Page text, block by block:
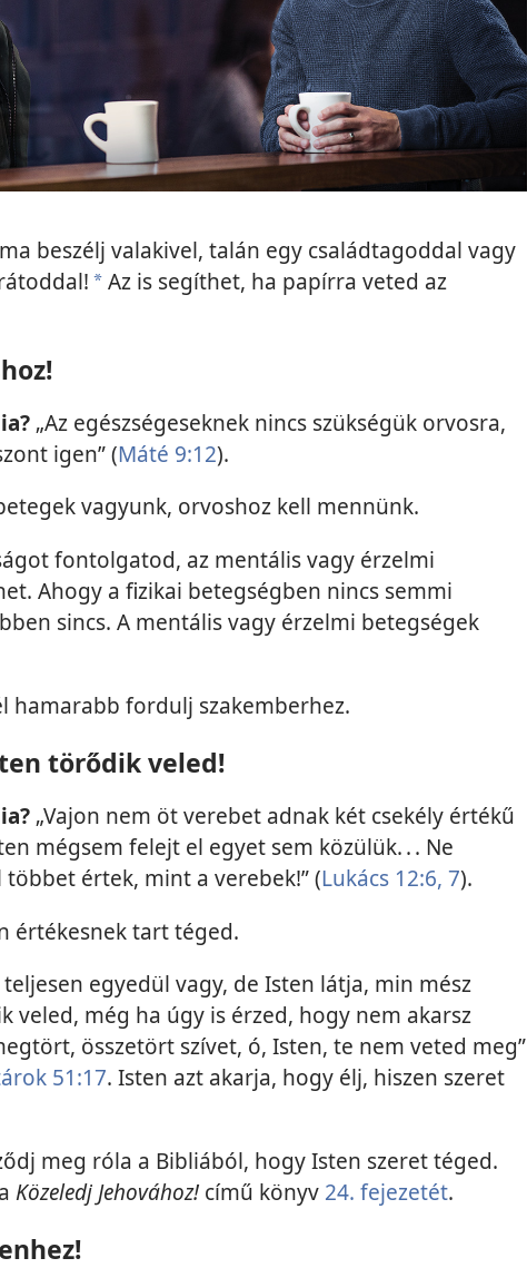
beszélj valakivel, talán egy családtagoddal vagy
aAz is segíthet, ha papírra veted az
„Az egészségeseknek nincs szükségük orvosra,
igen” (Máté 9:12).
vagyunk, orvoshoz kell mennünk.
fontolgatod, az mentális vagy érzelmi
Ahogy a fizikai betegségben nincs semmi
sincs. A mentális vagy érzelmi betegségek
hamarabb fordulj szakemberhez.
törődik veled!
„Vajon nem öt verebet adnak két csekély értékű
mégsem felejt el egyet sem közülük. . . Ne
értek, mint a verebek!” (Lukács 12:6, 7).
értékesnek tart téged.
egyedül vagy, de Isten látja, min mész
veled, még ha úgy is érzed, hogy nem akarsz
összetört szívet, ó, Isten, te nem veted meg”
51:17. Isten azt akarja, hogy élj, hiszen szeret
meg róla a Bibliából, hogy Isten szeret téged.
Közeledj Jehovához!című könyv 24. fejezetét.